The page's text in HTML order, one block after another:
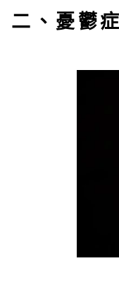
二、憂鬱